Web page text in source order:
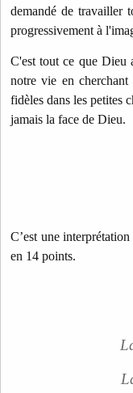
demandé de travailler
progressivement à
C'est tout ce que Dieu
notre vie en cherchant
fidèles dans les petites
jamais la face de Dieu.
C’est une
en 14 points.